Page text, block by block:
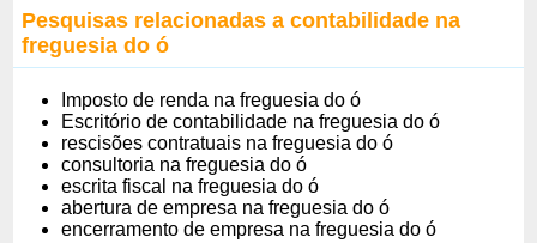
Pesquisas relacionadas a contabilidade na
freguesia do ó
Imposto de renda na freguesia do ó
Escritório de contabilidade na freguesia do ó
rescisões contratuais na freguesia do ó
consultoria na freguesia do ó
escrita fiscal na freguesia do ó
abertura de empresa na freguesia do ó
encerramento de empresa na freguesia do ó